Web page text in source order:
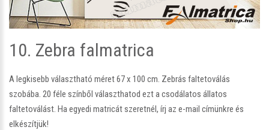
10. Zebra falmatrica
A legkisebb választható méret 67 x 100 cm. Zebrás faltetoválás
szobába. 20 féle színből választhatod ezt a csodálatos állatos
faltetoválást. Ha egyedi matricát szeretnél, írj az e-mail címünkre és
elkészítjük!